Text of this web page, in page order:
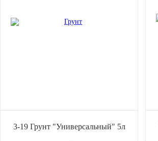
3-19 Грунт "Универсальный" 5л